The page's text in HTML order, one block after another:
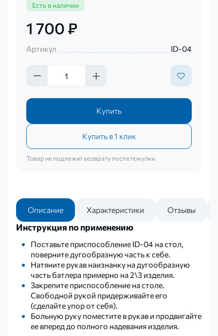
Есть в наличии
1 700 ₽
Артикул ID-04
Купить
Купить в 1 клик
Товар не подлежит возврату после покупки.
Описание Характеристики Отзывы
Инструкция по применению
Поставьте приспособление ID-04 на стол,
поверните дугообразную часть к себе.
Натяните рукав наизнанку на дугообразную
часть батлера примерно на 2\3 изделия.
Закрепите приспособление на столе.
Свободной рукой придерживайте его
(сделайте упор от себя).
Больную руку поместите в рукав и продвигайте
ее вперед до полного надевания изделия.